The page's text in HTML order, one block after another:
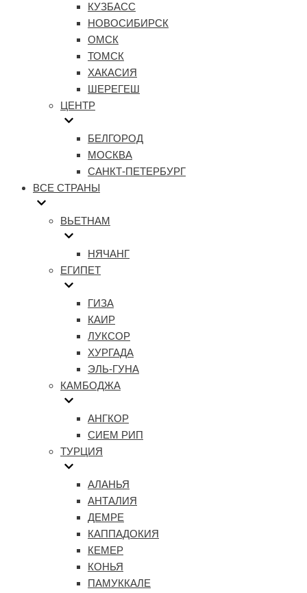
КУЗБАСС
НОВОСИБИРСК
ОМСК
ТОМСК
ХАКАСИЯ
ШЕРЕГЕШ
ЦЕНТР
БЕЛГОРОД
МОСКВА
САНКТ-ПЕТЕРБУРГ
ВСЕ СТРАНЫ
ВЬЕТНАМ
НЯЧАНГ
ЕГИПЕТ
ГИЗА
КАИР
ЛУКСОР
ХУРГАДА
ЭЛЬ-ГУНА
КАМБОДЖА
АНГКОР
СИЕМ РИП
ТУРЦИЯ
АЛАНЬЯ
АНТАЛИЯ
ДЕМРЕ
КАППАДОКИЯ
КЕМЕР
КОНЬЯ
ПАМУККАЛЕ